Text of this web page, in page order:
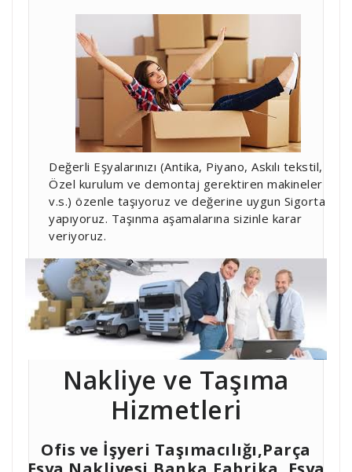
Değerli Eşyalarınızı (Antika, Piyano, Askılı tekstil,
Özel kurulum ve demontaj gerektiren makineler
v.s.) özenle taşıyoruz ve değerine uygun Sigorta
yapıyoruz. Taşınma aşamalarına sizinle karar
veriyoruz.
Nakliye ve Taşıma
Hizmetleri
Ofis ve İşyeri Taşımacılığı,Parça